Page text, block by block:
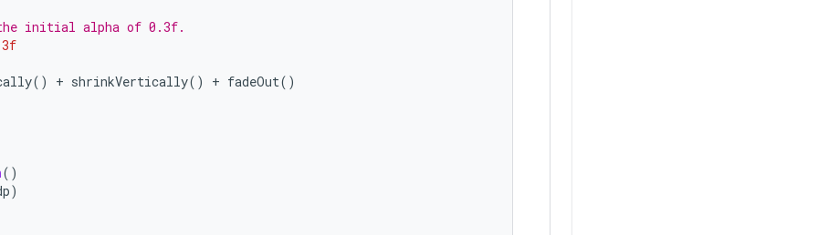
initial alpha of 0.3f.
() + shrinkVertically() + fadeOut()
()
)